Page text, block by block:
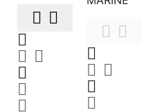
 

 



 

 

